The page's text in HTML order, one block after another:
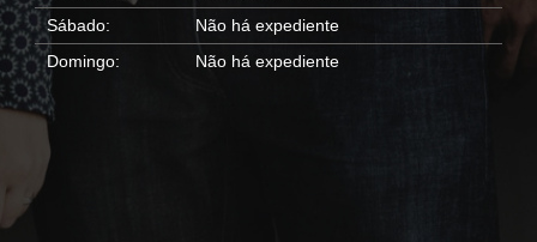
Sábado:
Não há expediente
Domingo:
Não há expediente